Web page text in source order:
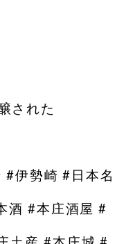
された
伊勢崎 #日本名
酒 #本庄酒屋 #